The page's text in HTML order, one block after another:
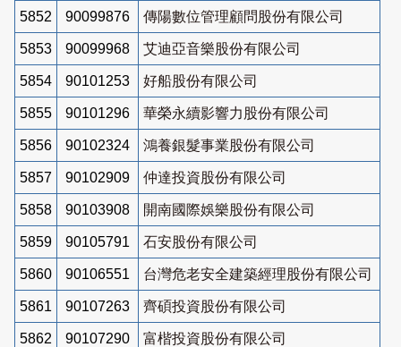
5852 90099876 傳陽數位管理顧問股份有限公司
5853 90099968 艾迪亞音樂股份有限公司
5854 90101253 好船股份有限公司
5855 90101296 華榮永續影響力股份有限公司
5856 90102324 鴻養銀髮事業股份有限公司
5857 90102909 仲達投資股份有限公司
5858 90103908 開南國際娛樂股份有限公司
5859 90105791 石安股份有限公司
5860 90106551 台灣危老安全建築經理股份有限公司
5861 90107263 齊碩投資股份有限公司
5862 90107290 富楷投資股份有限公司